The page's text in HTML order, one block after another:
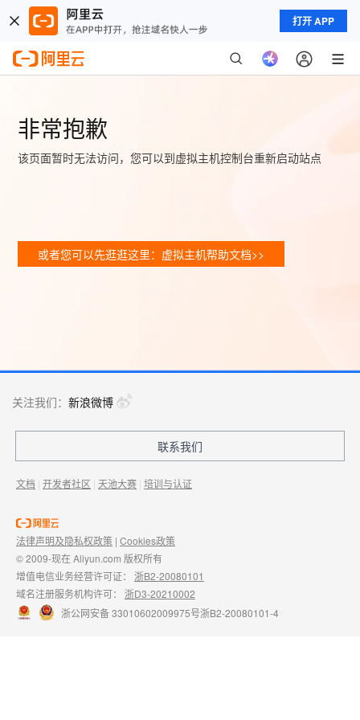
打开 APP
非常抱歉
该页面暂时无法访问，您可以到虚拟主机控制台重新启动站点
或者您可以先逛逛这里：虚拟主机帮助文档>>